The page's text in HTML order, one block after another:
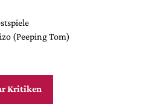
(Peeping Tom)
Kritiken